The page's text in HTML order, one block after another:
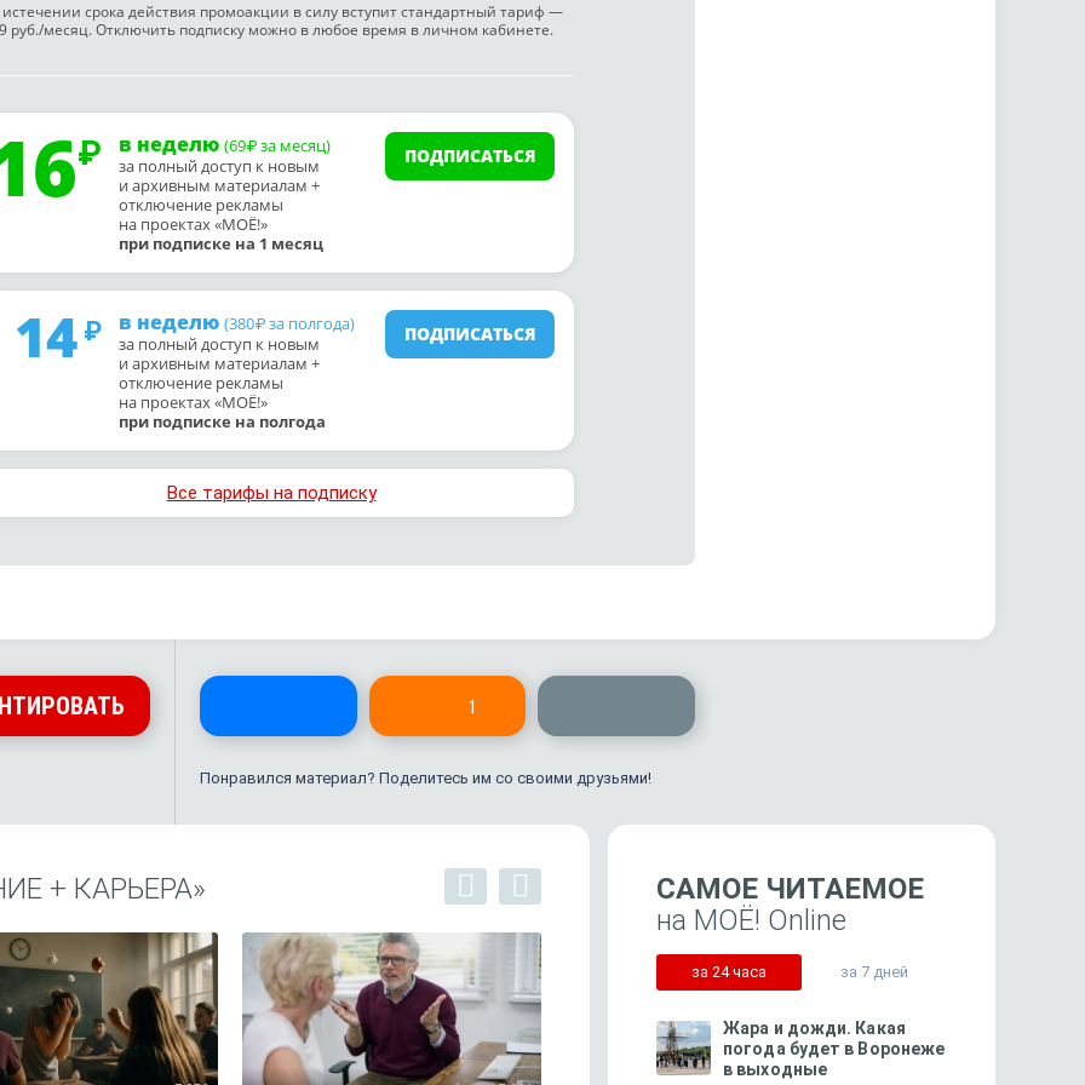
срока действия промоакции в силу вступит стандартный тариф —
руб./месяц. Отключить подписку можно в любое время в личном кабинете.
в неделю (69₽ за месяц)
за полный доступ к новым
и архивным материалам +
отключение рекламы
на проектах «МОЁ!»
при подписке на 1 месяц
ПОДПИСАТЬСЯ
14 в неделю (380₽ за полгода)
за полный доступ к новым
и архивным материалам +
отключение рекламы
на проектах «МОЁ!»
при подписке на полгода
ПОДПИСАТЬСЯ
Все тарифы на подписку
1
Понравился материал? Поделитесь им со своими друзьями!
+ КАРЬЕРА»
САМОЕ ЧИТАЕМОЕ
на МОЁ! Online
за 24 часа за 7 дней
Жара и дожди. Какая
погода будет в Воронеже
в выходные